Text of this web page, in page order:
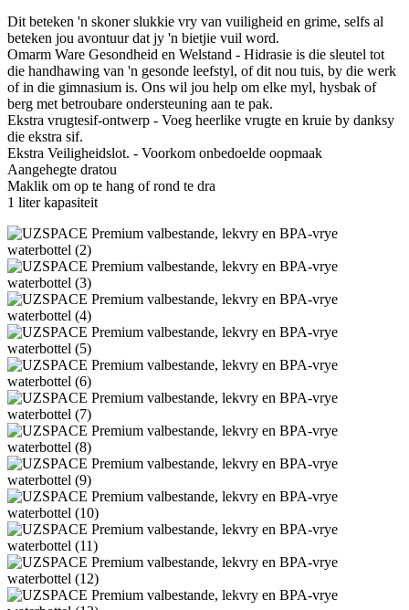
Dit beteken 'n skoner slukkie vry van vuiligheid en grime, selfs al
beteken jou avontuur dat jy 'n bietjie vuil word.
Omarm Ware Gesondheid en Welstand - Hidrasie is die sleutel tot
die handhawing van 'n gesonde leefstyl, of dit nou tuis, by die werk
of in die gimnasium is. Ons wil jou help om elke myl, hysbak of
berg met betroubare ondersteuning aan te pak.
Ekstra vrugtesif-ontwerp - Voeg heerlike vrugte en kruie by danksy
die ekstra sif.
Ekstra Veiligheidslot. - Voorkom onbedoelde oopmaak
Aangehegte dratou
Maklik om op te hang of rond te dra
1 liter kapasiteit